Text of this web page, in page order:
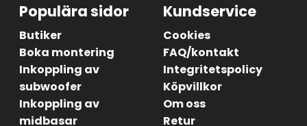
Populära sidor
Butiker
Boka montering
Inkoppling av
subwoofer
Inkoppling av
midbasar
Kundservice
Cookies
FAQ/kontakt
Integritetspolicy
Köpvillkor
Om oss
Retur